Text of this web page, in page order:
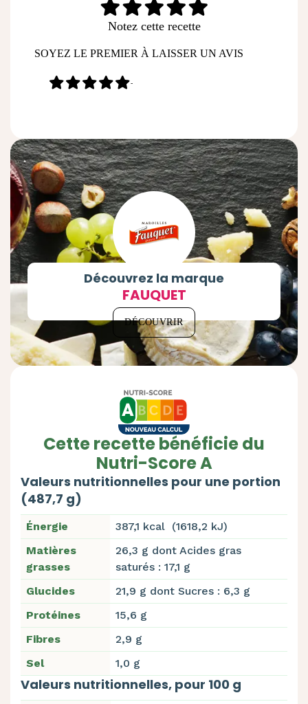
Notez cette recette
SOYEZ LE PREMIER À LAISSER UN AVIS
-
Découvrez la marque
FAUQUET
DÉCOUVRIR
Cette recette bénéficie du
Nutri-Score A
Valeurs nutritionnelles pour une portion
(487,7 g)
Énergie
387,1 kcal (1618,2 kJ)
Matières
grasses
26,3 g dont Acides gras
saturés : 17,1 g
Glucides
21,9 g dont Sucres : 6,3 g
Protéines
15,6 g
Fibres
2,9 g
Sel
1,0 g
Valeurs nutritionnelles, pour 100 g